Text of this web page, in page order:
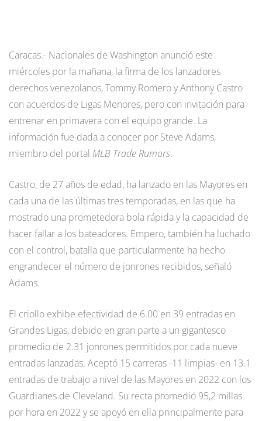
Caracas.- Nacionales de Washington anunció este
miércoles por la mañana, la firma de los lanzadores
derechos venezolanos, Tommy Romero y Anthony Castro
con acuerdos de Ligas Menores, pero con invitación para
entrenar en primavera con el equipo grande. La
información fue dada a conocer por Steve Adams,
miembro del portal MLB Trade Rumors.
Castro, de 27 años de edad, ha lanzado en las Mayores en
cada una de las últimas tres temporadas, en las que ha
mostrado una prometedora bola rápida y la capacidad de
hacer fallar a los bateadores. Empero, también ha luchado
con el control, batalla que particularmente ha hecho
engrandecer el número de jonrones recibidos, señaló
Adams.
El criollo exhibe efectividad de 6.00 en 39 entradas en
Grandes Ligas, debido en gran parte a un gigantesco
promedio de 2.31 jonrones permitidos por cada nueve
entradas lanzadas. Aceptó 15 carreras -11 limpias- en 13.1
entradas de trabajo a nivel de las Mayores en 2022 con los
Guardianes de Cleveland. Su recta promedió 95,2 millas
por hora en 2022 y se apoyó en ella principalmente para